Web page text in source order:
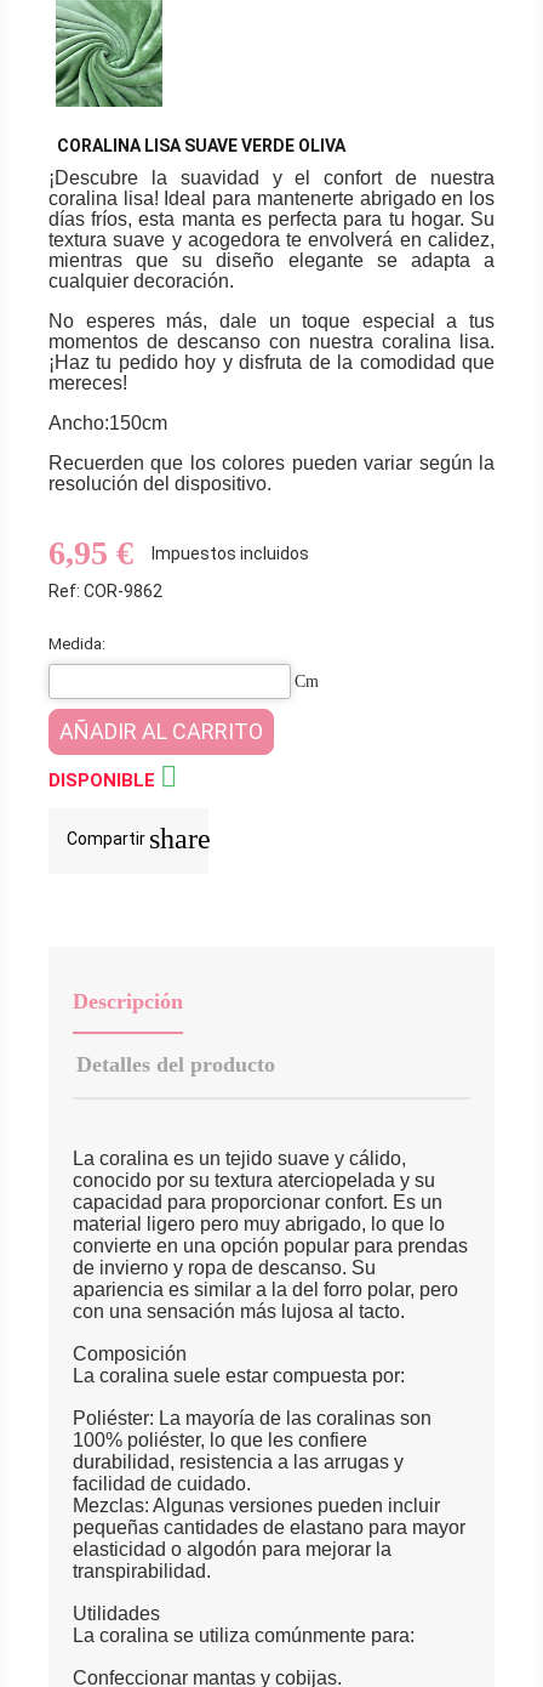
CORALINA LISA SUAVE VERDE OLIVA
¡Descubre la suavidad y el confort de nuestra
coralina lisa! Ideal para mantenerte abrigado en los
días fríos, esta manta es perfecta para tu hogar. Su
textura suave y acogedora te envolverá en calidez,
mientras que su diseño elegante se adapta a
cualquier decoración.
No esperes más, dale un toque especial a tus
momentos de descanso con nuestra coralina lisa.
¡Haz tu pedido hoy y disfruta de la comodidad que
mereces!
Ancho:150cm
Recuerden que los colores pueden variar según la
resolución del dispositivo.
6,95 €
Impuestos incluidos
Ref: COR-9862
Medida:
Cm
AÑADIR AL CARRITO
DISPONIBLE 
Compartir share
Descripción
Detalles del producto
La coralina es un tejido suave y cálido,
conocido por su textura aterciopelada y su
capacidad para proporcionar confort. Es un
material ligero pero muy abrigado, lo que lo
convierte en una opción popular para prendas
de invierno y ropa de descanso. Su
apariencia es similar a la del forro polar, pero
con una sensación más lujosa al tacto.
Composición
La coralina suele estar compuesta por:
Poliéster: La mayoría de las coralinas son
100% poliéster, lo que les confiere
durabilidad, resistencia a las arrugas y
facilidad de cuidado.
Mezclas: Algunas versiones pueden incluir
pequeñas cantidades de elastano para mayor
elasticidad o algodón para mejorar la
transpirabilidad.
Utilidades
La coralina se utiliza comúnmente para:
Confeccionar mantas y cobijas.